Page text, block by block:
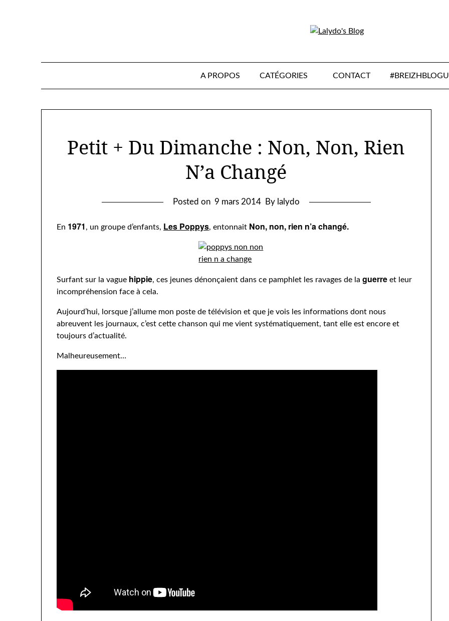
A PROPOS CATÉGORIES CONTACT
Petit + Du Dimanche : Non, Non, Rien
N’a Changé
Posted on 9 mars 2014 By lalydo
En 1971 , un groupe d’enfants, Les Poppys, entonnait Non, non, rien n’a changé.
Surfant sur la vague hippie, ces jeunes dénonçaient dans ce pamphlet les ravages de la guerre et leur
incompréhension face à cela.
Aujourd’hui, lorsque j’allume mon poste de télévision et que je vois les informations dont nous
abreuvent les journaux, c’est cette chanson qui me vient systématiquement, tant elle est encore et
toujours d’actualité.
Malheureusement…